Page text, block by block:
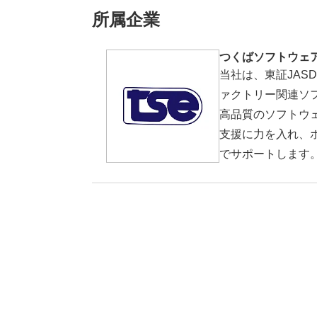
所属企業
つくばソフトウェ
当社は、東証
ァクトリー関連ソ
高品質のソフトウ
支援に力を入れ、
でサポートします。